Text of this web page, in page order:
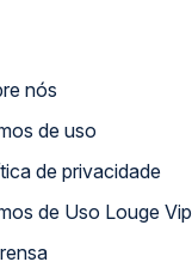
nós
Termos de uso
Política de privacidade
Termos de Uso Louge Vip